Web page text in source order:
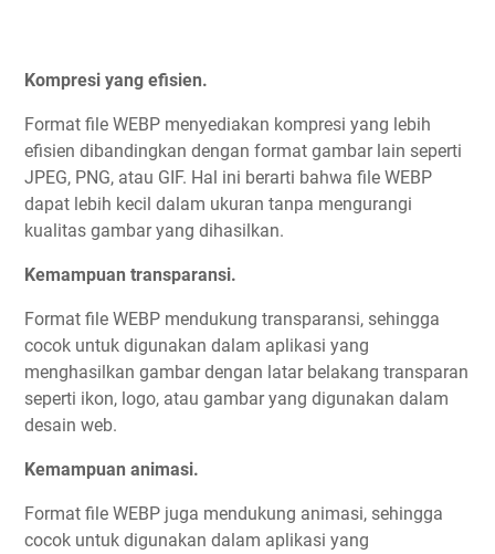
Kompresi yang efisien.
Format file WEBP menyediakan kompresi yang lebih
efisien dibandingkan dengan format gambar lain seperti
JPEG, PNG, atau GIF. Hal ini berarti bahwa file WEBP
dapat lebih kecil dalam ukuran tanpa mengurangi
kualitas gambar yang dihasilkan.
Kemampuan transparansi.
Format file WEBP mendukung transparansi, sehingga
cocok untuk digunakan dalam aplikasi yang
menghasilkan gambar dengan latar belakang transparan
seperti ikon, logo, atau gambar yang digunakan dalam
desain web.
Kemampuan animasi.
Format file WEBP juga mendukung animasi, sehingga
cocok untuk digunakan dalam aplikasi yang